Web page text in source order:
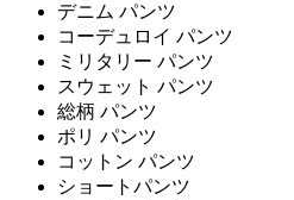
デニム パンツ
コーデュロイ パンツ
ミリタリー パンツ
スウェット パンツ
総柄 パンツ
ポリ パンツ
コットン パンツ
ショートパンツ